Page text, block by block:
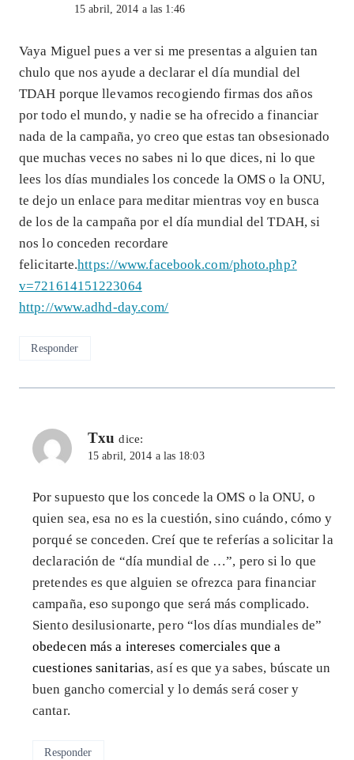
15 abril, 2014 a las 1:46
Vaya Miguel pues a ver si me presentas a alguien tan
chulo que nos ayude a declarar el día mundial del
TDAH porque llevamos recogiendo firmas dos años
por todo el mundo, y nadie se ha ofrecido a financiar
nada de la campaña, yo creo que estas tan obsesionado
que muchas veces no sabes ni lo que dices, ni lo que
lees los días mundiales los concede la OMS o la ONU,
te dejo un enlace para meditar mientras voy en busca
de los de la campaña por el día mundial del TDAH, si
nos lo conceden recordare
felicitarte.https://www.facebook.com/photo.php?
v=721614151223064
http://www.adhd-day.com/
Responder
Txu dice:
15 abril, 2014 a las 18:03
Por supuesto que los concede la OMS o la ONU, o
quien sea, esa no es la cuestión, sino cuándo, cómo y
porqué se conceden. Creí que te referías a solicitar la
declaración de “día mundial de …”, pero si lo que
pretendes es que alguien se ofrezca para financiar
campaña, eso supongo que será más complicado.
Siento desilusionarte, pero “los días mundiales de”
obedecen más a intereses comerciales que a
cuestiones sanitarias, así es que ya sabes, búscate un
buen gancho comercial y lo demás será coser y
cantar.
Responder